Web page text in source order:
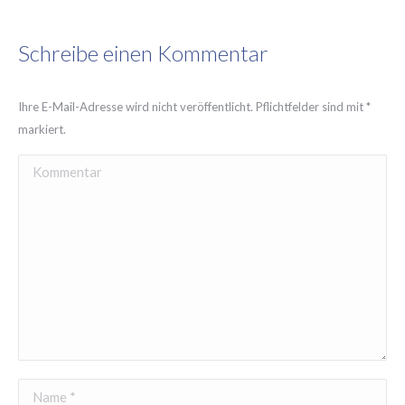
Schreibe einen Kommentar
Ihre E-Mail-Adresse wird nicht veröffentlicht. Pflichtfelder sind mit*
markiert.
Kommentar
Name *